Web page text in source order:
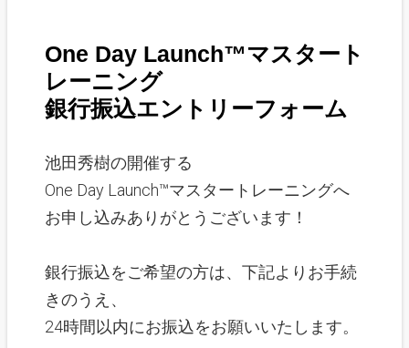
One Day Launch™マスタート
レーニング
銀行振込エントリーフォーム
池田秀樹の開催する
One Day Launch™マスタートレーニングへ
お申し込みありがとうございます！
銀行振込をご希望の方は、下記よりお手続
きのうえ、
24時間以内にお振込をお願いいたします。